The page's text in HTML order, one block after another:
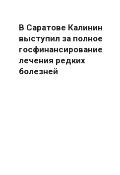
В Саратове Калинин
выступил за полное
госфинансирование
лечения редких
болезней